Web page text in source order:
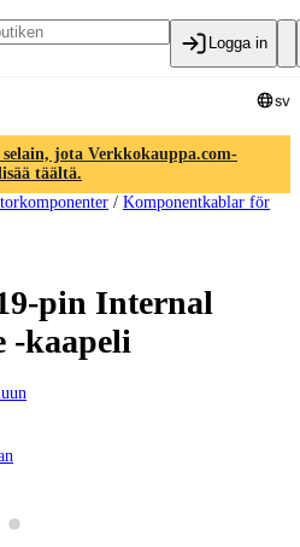
Logga in
sv
jota Verkkokauppa.com-
täältä.
/ Komponentkablar för
pin Internal
-kaapeli
1
2
produktbild 3
Visa produktbild 4